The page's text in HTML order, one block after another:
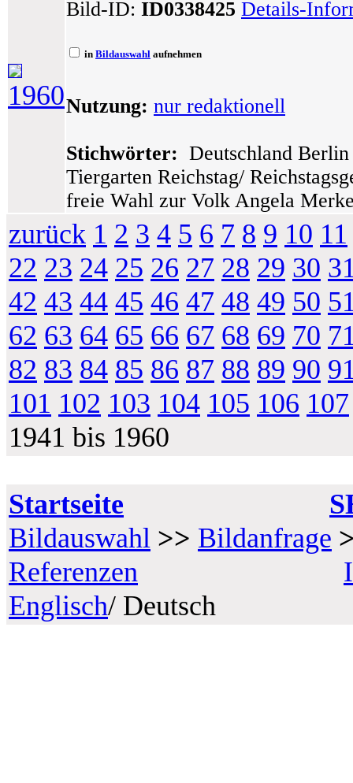
1960
Bild-ID: ID0338425 Details-
in Bildauswahl aufnehmen
Nutzung: nur redaktionell
Stichwörter: Deutschland
Tiergarten Reichstag/
freie Wahl zur Volk Angela
zurück 1 2 3 4 5 6 7 8 9 10 11
22 23 24 25 26 27 28 29 30
42 43 44 45 46 47 48 49 50
62 63 64 65 66 67 68 69 70
82 83 84 85 86 87 88 89 90
101 102 103 104 105 106 107
1941 bis 1960
Startseite
Bildauswahl >> Bildanfrage
Referenzen
Englisch/ Deutsch